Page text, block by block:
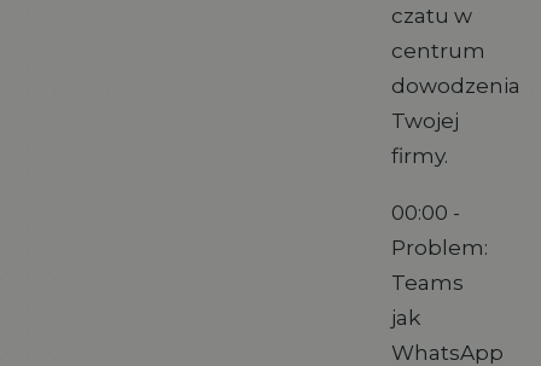
czatu w
centrum
dowodzenia
Twojej
firmy.
00:00 -
Problem:
Teams
jak
WhatsApp